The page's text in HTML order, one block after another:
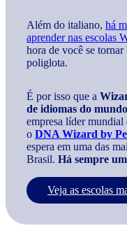
Além do italiano, há
aprender nas escolas
hora de você se
poliglota.
É por isso que a
de idiomas do mundo
empresa líder mundial
o DNA Wizard by
espera em uma das
Brasil. Há sempre
Veja as escolas